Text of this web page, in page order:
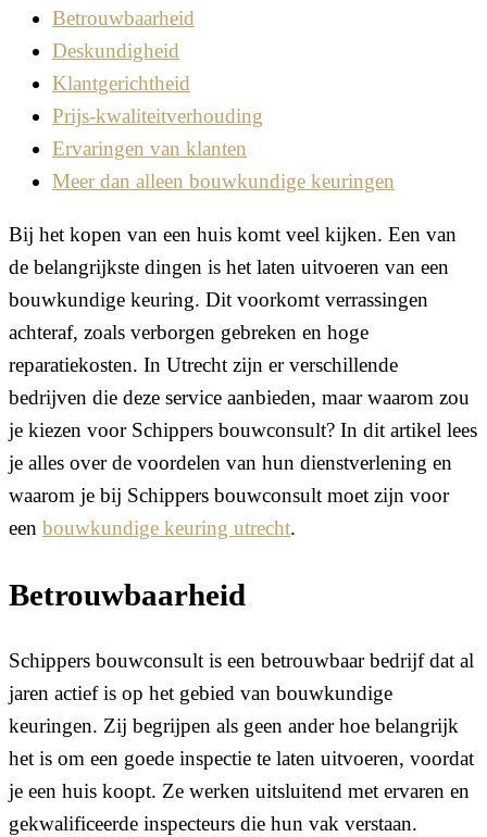
Betrouwbaarheid
Deskundigheid
Klantgerichtheid
Prijs-kwaliteitverhouding
Ervaringen van klanten
Meer dan alleen bouwkundige keuringen
Bij het kopen van een huis komt veel kijken. Een van
de belangrijkste dingen is het laten uitvoeren van een
bouwkundige keuring. Dit voorkomt verrassingen
achteraf, zoals verborgen gebreken en hoge
reparatiekosten. In Utrecht zijn er verschillende
bedrijven die deze service aanbieden, maar waarom zou
je kiezen voor Schippers bouwconsult? In dit artikel lees
je alles over de voordelen van hun dienstverlening en
waarom je bij Schippers bouwconsult moet zijn voor
een bouwkundige keuring utrecht.
Betrouwbaarheid
Schippers bouwconsult is een betrouwbaar bedrijf dat al
jaren actief is op het gebied van bouwkundige
keuringen. Zij begrijpen als geen ander hoe belangrijk
het is om een goede inspectie te laten uitvoeren, voordat
je een huis koopt. Ze werken uitsluitend met ervaren en
gekwalificeerde inspecteurs die hun vak verstaan.